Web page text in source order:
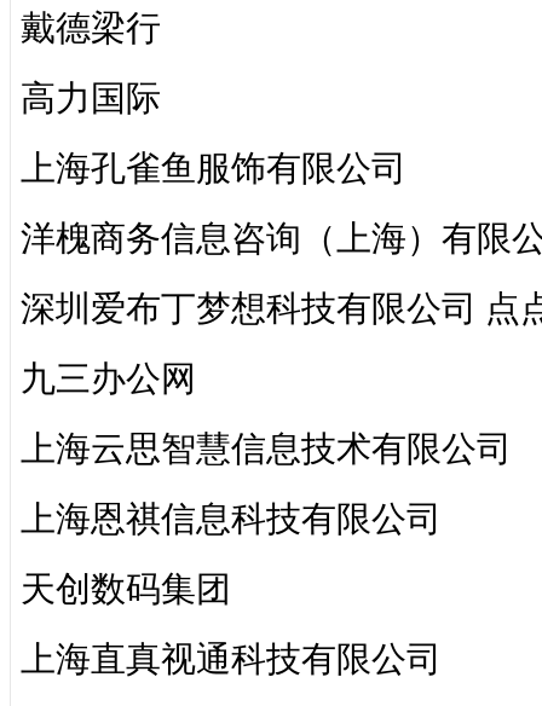
戴德梁行
高力国际
上海孔雀鱼服饰有限公司
洋槐商务信息咨询（上海）有限
深圳爱布丁梦想科技有限公司 点
九三办公网
上海云思智慧信息技术有限公司
上海恩祺信息科技有限公司
天创数码集团
上海直真视通科技有限公司